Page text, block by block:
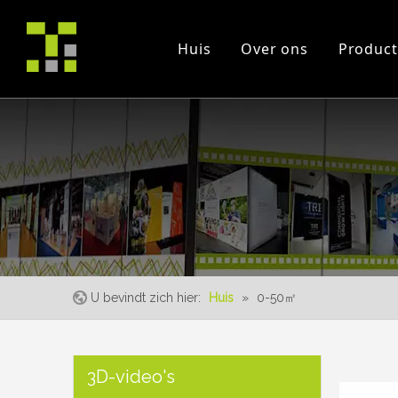
Huis Over ons Product
U bevindt zich hier: Huis » 0-50㎡
3D-video's